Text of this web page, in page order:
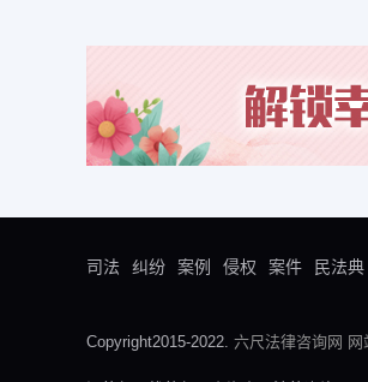
司法 纠纷 案例 侵权 案件 民法典
Copyright2015-2022. 六尺法律咨询网 网